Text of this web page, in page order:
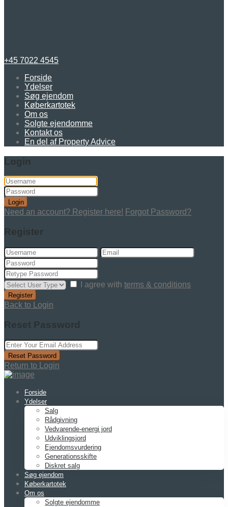
+45 7022 4545
Forside
Ydelser
Søg ejendom
Køberkartotek
Om os
Solgte ejendomme
Kontakt os
En del af Property Advice
Login
Login
Need an account? Register here! Forgot Password?
Register
I agree with terms & conditions
Register
Back to Login
Reset Password
Reset Password
Return to Login
Forside
Ydelser
Salg
Rådgivning
Vedvarende-energi jord
Udviklingsjord
Ejendomsvurdering
Generationsskifte
Diskret salg
Søg ejendom
Køberkartotek
Om os
Solgte ejendomme